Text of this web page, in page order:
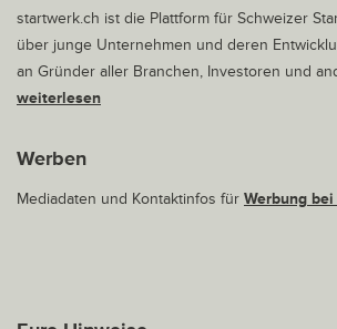
startwerk.ch ist die Plattform für Schweizer
über junge Unternehmen und deren
an Gründer aller Branchen, Investoren und
weiterlesen
Werben
Mediadaten und Kontaktinfos für Werbung